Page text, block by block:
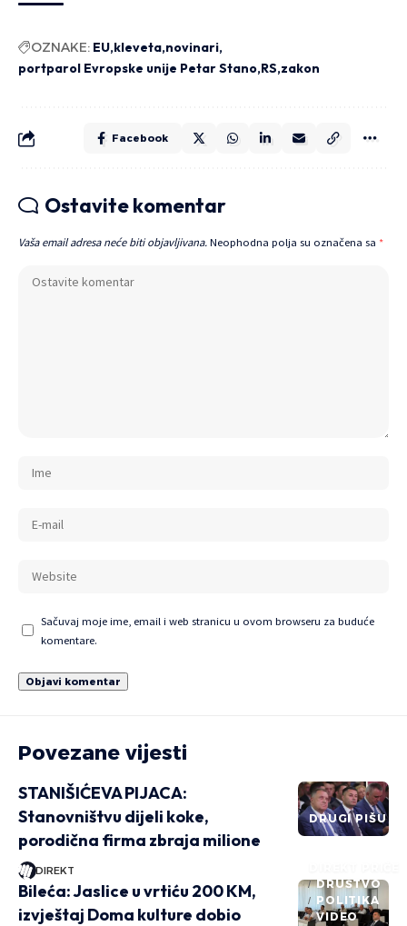
OZNAKE: EU kleveta novinari
portparol Evropske unije Petar Stano RS zakon
Facebook
Ostavite komentar
Vaša email adresa neće biti objavljivana. Neophodna polja su označena sa *
Sačuvaj moje ime, email i web stranicu u ovom browseru za buduće
komentare.
Povezane vijesti
DRUGI PIŠU
STANIŠIĆEVA PIJACA:
Stanovništvu dijeli koke,
porodična firma zbraja milione
DIREKT
DRUŠTVO
POLITIKA
VIDEO
Bileća: Jaslice u vrtiću 200 KM,
izvještaj Doma kulture dobio